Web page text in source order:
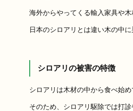
海外からやってくる輸入家具や
日本のシロアリとは違い木の中
シロアリの被害の特徴
シロアリは木材の中から食べ始め
そのため、シロアリ駆除では打